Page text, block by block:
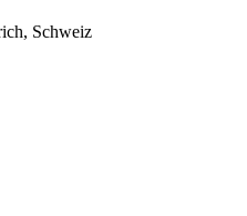
Schweiz